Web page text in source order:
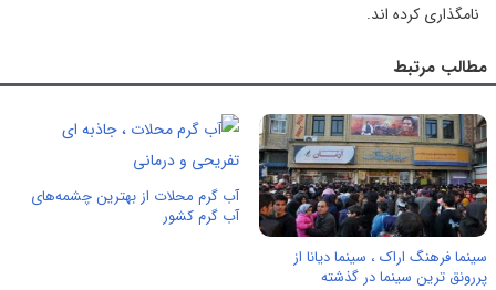
نامگذاری کرده اند.
مطالب مرتبط
سینما فرهنگ اراک ، سینما دیانا از
پررونق ترین سینما در گذشته
آب گرم محلات از بهترین‌ چشمه‌های
آب گرم کشور